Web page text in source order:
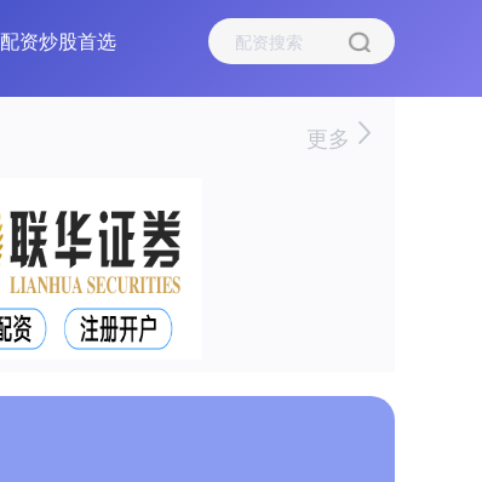
配资炒股首选
更多